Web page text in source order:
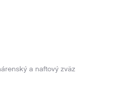
a naftový zväz